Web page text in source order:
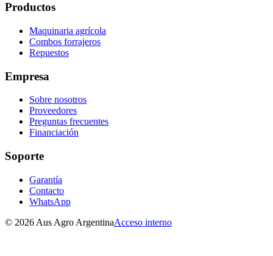
Productos
Maquinaria agrícola
Combos forrajeros
Repuestos
Empresa
Sobre nosotros
Proveedores
Preguntas frecuentes
Financiación
Soporte
Garantía
Contacto
WhatsApp
© 2026 Aus Agro ArgentinaAcceso interno